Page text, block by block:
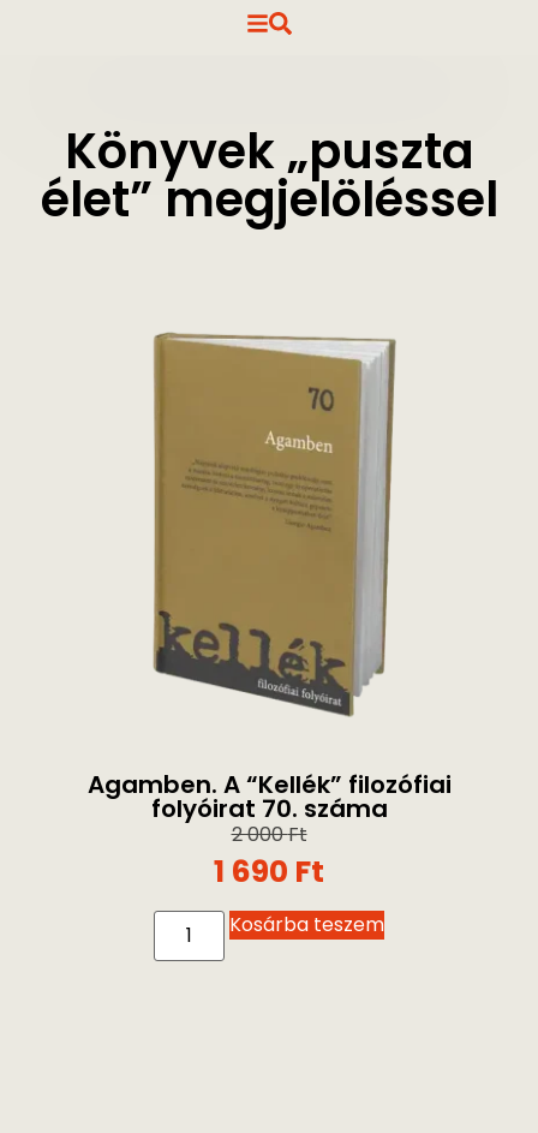
Könyvek „puszta
élet” megjelöléssel
Agamben. A “Kellék” filozófiai
folyóirat 70. száma
2 000Ft
1 690 Ft
Kosárba teszem